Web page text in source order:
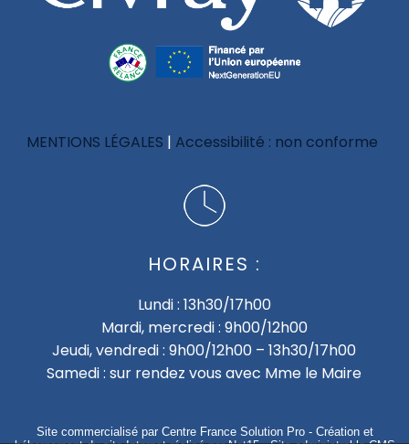
MENTIONS LÉGALES Accessibilité : non conforme
HORAIRES :
Lundi : 13h30/17h00
Mardi, mercredi : 9h00/12h00
Jeudi, vendredi : 9h00/12h00 – 13h30/17h00
Samedi : sur rendez vous avec Mme le Maire
Site commercialisé par Centre France Solution Pro- Création et